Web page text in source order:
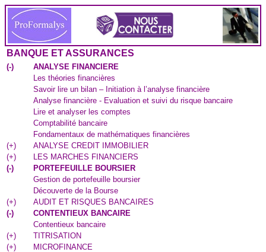
BANQUE ET ASSURANCES
(-)
ANALYSE FINANCIERE
Les théories financières
Savoir lire un bilan – Initiation à l’analyse financière
Analyse financière - Evaluation et suivi du risque bancaire
Lire et analyser les comptes
Comptabilité bancaire
Fondamentaux de mathématiques financières
(+)
ANALYSE CREDIT IMMOBILIER
(+)
LES MARCHES FINANCIERS
(-)
PORTEFEUILLE BOURSIER
Gestion de portefeuille boursier
Découverte de la Bourse
(+)
AUDIT ET RISQUES BANCAIRES
(-)
CONTENTIEUX BANCAIRE
Contentieux bancaire
(+)
TITRISATION
(+)
MICROFINANCE